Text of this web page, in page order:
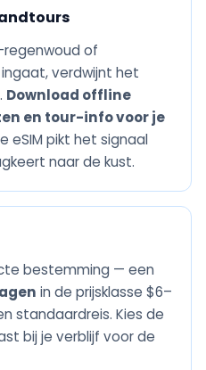
of
ingaat, verdwijnt het
Download offline
en tour-info voor je
eSIM pikt het signaal
naar de kust.
bestemming — een
in de prijsklasse $6–
standaardreis. Kies de
bij je verblijf voor de